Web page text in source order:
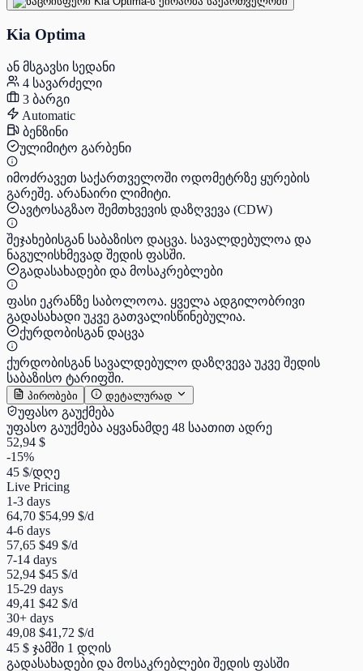
Kia Optima
ან მსგავსი სედანი
4 სავარძელი
3 ბარგი
Automatic
ბენზინი
ულიმიტო გარბენი
იმოძრავეთ საქართველოში ოდომეტრზე ყურების
გარეშე. არანაირი ლიმიტი.
ავტოსაგზაო შემთხვევის დაზღვევა (CDW)
შეჯახებისგან საბაზისო დაცვა. სავალდებულოა და
ნაგულისხმევად შედის ფასში.
გადასახადები და მოსაკრებლები
ფასი ეკრანზე საბოლოოა. ყველა ადგილობრივი
გადასახადი უკვე გათვალისწინებულია.
ქურდობისგან დაცვა
ქურდობისგან სავალდებულო დაზღვევა უკვე შედის
საბაზისო ტარიფში.
პირობები დეტალურად
უფასო გაუქმება
უფასო გაუქმება აყვანამდე 48 საათით ადრე
52,94 $
-15%
45 $/დღე
Live Pricing
1-3 days
64,70 $54,99 $/d
4-6 days
57,65 $49 $/d
7-14 days
52,94 $45 $/d
15-29 days
49,41 $42 $/d
30+ days
49,08 $41,72 $/d
45 $ ჯამში 1 დღის
გადასახადები და მოსაკრებლები შედის ფასში